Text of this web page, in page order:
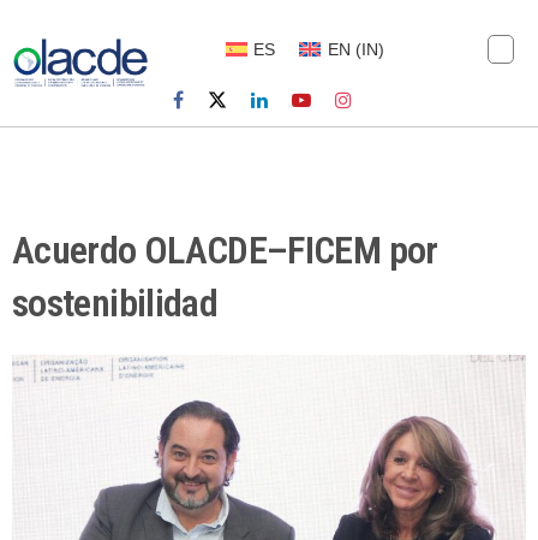
ES EN (IN)
Acuerdo OLACDE–FICEM por
sostenibilidad